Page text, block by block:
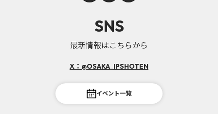
SNS
最新情報はこちらから
X：@OSAKA_IPSHOTEN
イベント一覧